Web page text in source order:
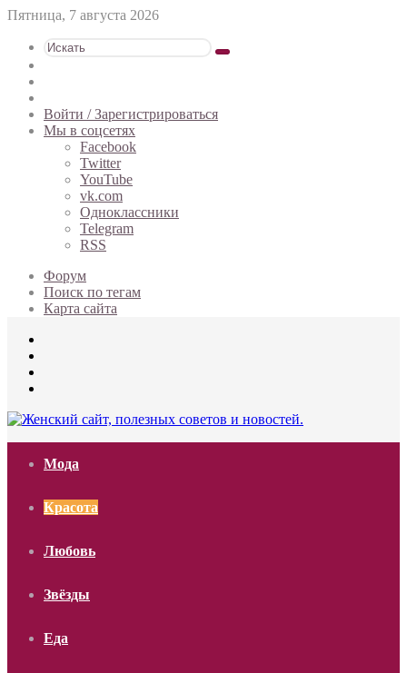
Пятница, 7 августа 2026
Искать
статья
Войти / Зарегистрироваться
Мы в соцсетях
Facebook
Twitter
YouTube
vk.com
Одноклассники
Telegram
RSS
Форум
Поиск по тегам
Карта сайта
Мода
Красота
Любовь
Звёзды
Еда